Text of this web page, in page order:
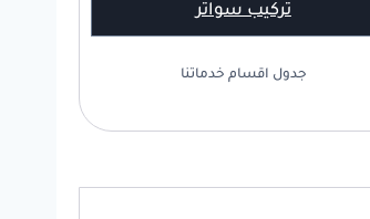
تركيب سواتر
جدول اقسام خدماتنا